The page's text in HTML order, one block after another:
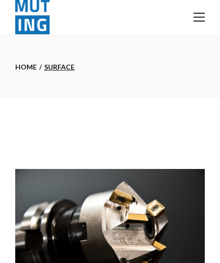
content
HOME SURFACE